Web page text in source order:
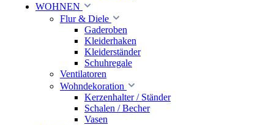
WOHNEN
Flur & Diele
Gaderoben
Kleiderhaken
Kleiderständer
Schuhregale
Ventilatoren
Wohndekoration
Kerzenhalter / Ständer
Schalen / Becher
Vasen